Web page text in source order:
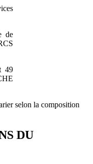
de
49
selon la composition
DU